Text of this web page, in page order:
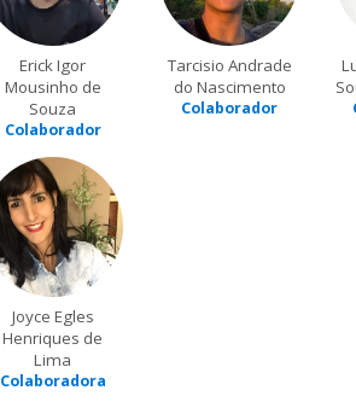
Erick Igor
Mousinho de
Souza
Colaborador
Tarcisio Andrade
do Nascimento
Colaborador
Joyce Egles
Henriques de
Lima
Colaboradora